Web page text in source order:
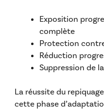
Exposition
complète
Protection
Réduction
Suppression de
La réussite du
cette phase